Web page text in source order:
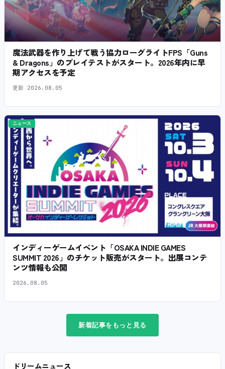
魔法武器を作り上げて戦う協力ローグライトFPS「Guns
& Dragons」のプレイテストがスタート。2026年内に早
期アクセスを予定
更新 2026.08.05
ニュース
インディーゲームイベント「OSAKA INDIE GAMES
SUMMIT 2026」のチケット販売がスタート。出展コンテ
ンツ情報も公開
2026.08.05
新着記事をもっと見る
ドリームニュース